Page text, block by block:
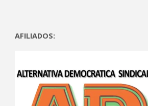
AFILIADOS: